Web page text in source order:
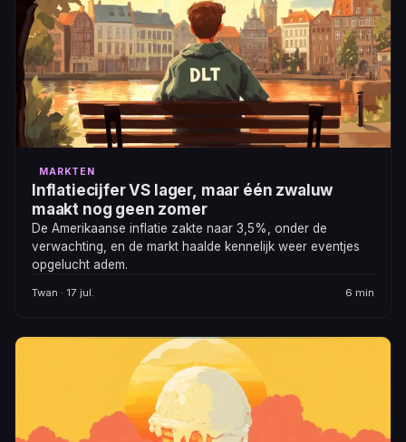
MARKTEN
Inflatiecijfer VS lager, maar één zwaluw
maakt nog geen zomer
De Amerikaanse inflatie zakte naar 3,5%, onder de
verwachting, en de markt haalde kennelijk weer eventjes
opgelucht adem.
Twan · 17 jul. 6 min